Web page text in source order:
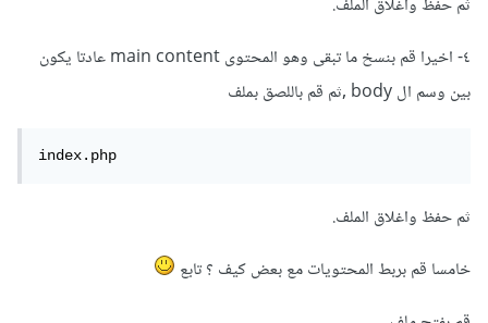
ثم حفظ واغلاق الملف.
٤- اخيرا قم بنسخ ما تبقى وهو المحتوى main content عادتا يكون
بين وسم ال body ,ثم قم باللصق بملف
index.php
ثم حفظ واغلاق الملف.
خامسا قم بربط المحتويات مع بعض كيف ؟ تابع